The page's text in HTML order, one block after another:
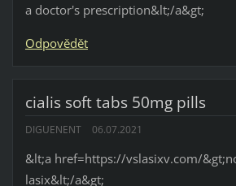
a doctor's prescription&lt;/a&gt;
Odpovědět
cialis soft tabs 50mg pills
DIGUENENT 06.07.2021
&lt;a href=https://vslasixv.com/
lasix&lt;/a&gt;